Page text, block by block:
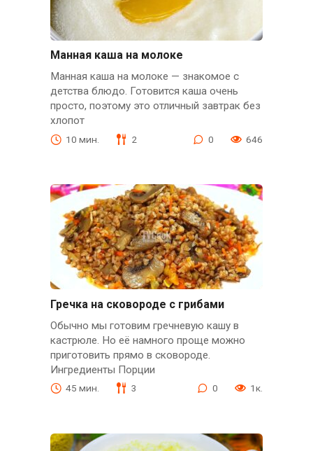
Манная каша на молоке
Манная каша на молоке — знакомое с
детства блюдо. Готовится каша очень
просто, поэтому это отличный завтрак без
хлопот
10 мин. 2 0 646
Гречка на сковороде с грибами
Обычно мы готовим гречневую кашу в
кастрюле. Но её намного проще можно
приготовить прямо в сковороде.
Ингредиенты Порции
45 мин. 3 0 1к.